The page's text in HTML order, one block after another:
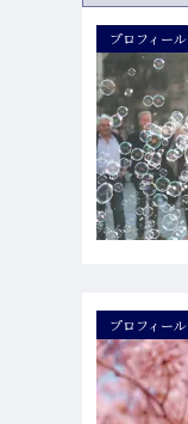
プロフィール
プロフィール